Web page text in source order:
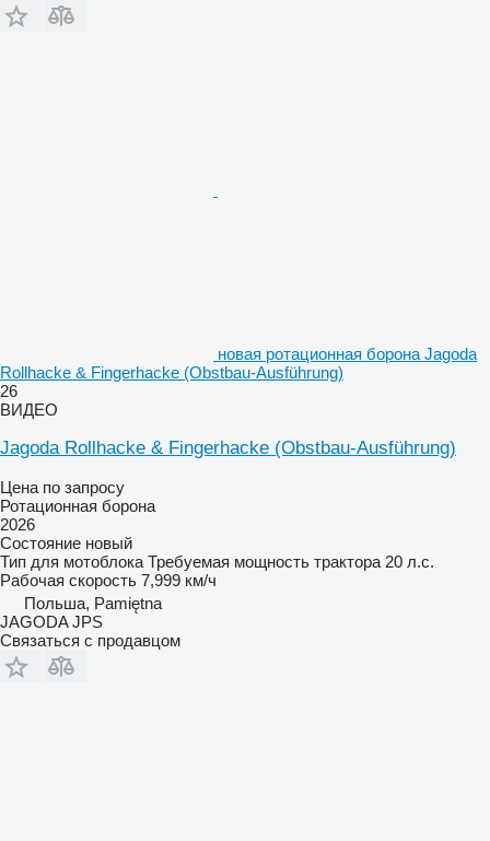
новая ротационная борона Jagoda
Rollhacke & Fingerhacke (Obstbau-Ausführung)
26
ВИДЕО
Jagoda Rollhacke & Fingerhacke (Obstbau-Ausführung)
Цена по запросу
Ротационная борона
2026
Состояние новый
Тип для мотоблока Требуемая мощность трактора 20 л.с.
Рабочая скорость 7,999 км/ч
Польша, Pamiętna
JAGODA JPS
Связаться с продавцом